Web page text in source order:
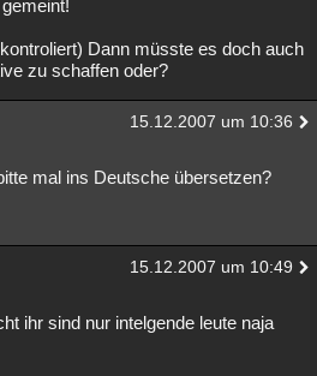
Dann müsste es doch auch
zu schaffen oder?
15.12.2007 um 10:36
mal ins Deutsche übersetzen?
15.12.2007 um 10:49
ihr sind nur intelgende leute naja